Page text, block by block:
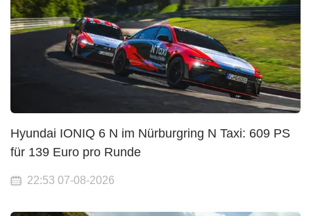
Hyundai IONIQ 6 N im Nürburgring N Taxi: 609 PS
für 139 Euro pro Runde
22:53 07-08-2026